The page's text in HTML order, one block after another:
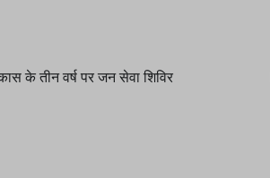
के तीन वर्ष पर जन सेवा शिविर